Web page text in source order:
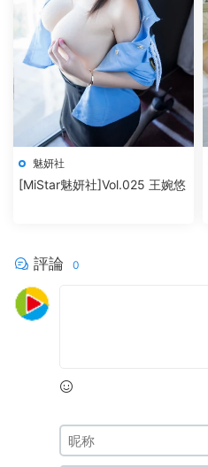
魅妍社
[MiStar魅妍社]Vol.025 王婉悠
評論 0